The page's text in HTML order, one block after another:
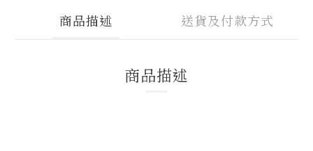
商品描述 送貨及付款方式
商品描述